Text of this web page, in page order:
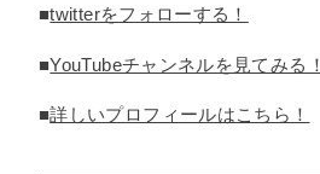
■twitterをフォローする！
■YouTubeチャンネルを見てみる！
■詳しいプロフィールはこちら！